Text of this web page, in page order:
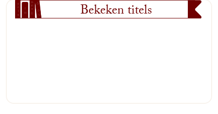
Bekeken titels